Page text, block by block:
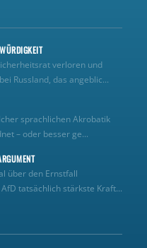
verloren und
Russland, das angeblic...
sprachlichen Akrobatik
– oder besser ge...
über den Ernstfall
tatsächlich stärkste Kraft...